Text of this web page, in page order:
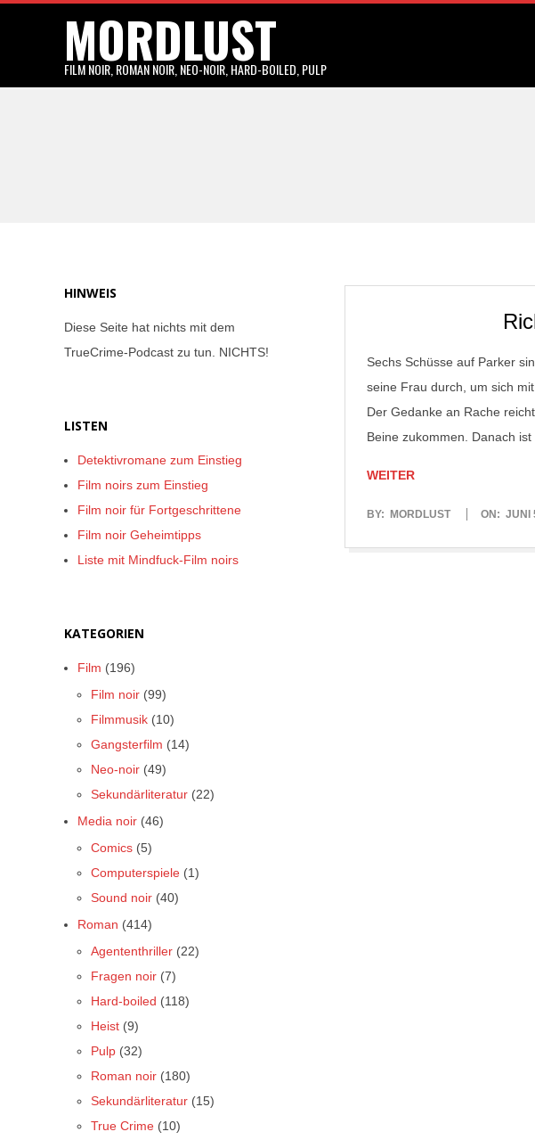
MORDLUST
FILM NOIR, ROMAN NOIR, NEO-NOIR, HARD-BOILED, PULP
Sechs Schüsse auf Parker
seine Frau durch, um sich
Der Gedanke an Rache
Beine zukommen. Danach
WEITER
2017-
BY: MORDLUST ON: JUNI
HINWEIS
Diese Seite hat nichts mit dem
TrueCrime-Podcast zu tun. NICHTS!
LISTEN
Detektivromane zum Einstieg
Film noirs zum Einstieg
Film noir für Fortgeschrittene
Film noir Geheimtipps
Liste mit Mindfuck-Film noirs
KATEGORIEN
Film (196)
Film noir (99)
Filmmusik (10)
Gangsterfilm (14)
Neo-noir (49)
Sekundärliteratur (22)
Media noir (46)
Comics (5)
Computerspiele (1)
Sound noir (40)
Roman (414)
Agententhriller (22)
Fragen noir (7)
Hard-boiled (118)
Heist (9)
Pulp (32)
Roman noir (180)
Sekundärliteratur (15)
True Crime (10)